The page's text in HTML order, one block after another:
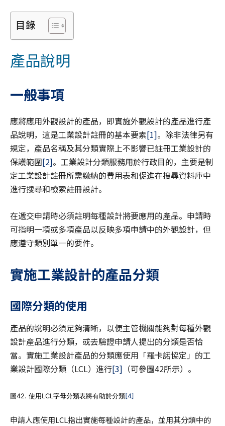
目錄
產品說明
一般事項
應將應用外觀設計的產品，即實施外觀設計的產品進行產
品說明，這是工業設計註冊的基本要素[1]。除非法律另有
規定，產品名稱及其分類實際上不影響已註冊工業設計的
保護範圍[2]。工業設計分類服務用於行政目的，主要是制
定工業設計註冊所需繳納的費用表和促進在搜尋資料庫中
進行搜尋和檢索註冊設計。
在遞交申請時必須註明每種設計將要應用的產品。申請時
可指明一項或多項產品以反映多項申請中的外觀設計，但
應遵守類別單一的要件。
實施工業設計的產品分類
國際分類的使用
產品的說明必須足夠清晰，以便主管機關能夠對每種外觀
設計產品進行分類，或去驗證申請人提出的分類是否恰
當。實施工業設計產品的分類應使用「羅卡諾協定」的工
業設計國際分類（LCL）進行[3] （可參圖42所示）。
圖42. 使用LCL字母分類表將有助於分類[4]
申請人應使用LCL指出實施每種設計的產品，並用其分類中的